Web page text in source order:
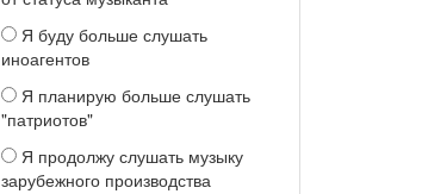
Я буду больше слушать
иноагентов
Я планирую больше слушать
"патриотов"
Я продолжу слушать музыку
зарубежного производства